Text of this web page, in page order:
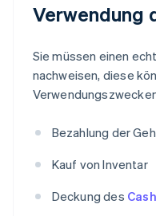
Verwendung
Sie müssen einen
nachweisen, diese
Bezahlung der
Kauf von Inventar
Deckung des